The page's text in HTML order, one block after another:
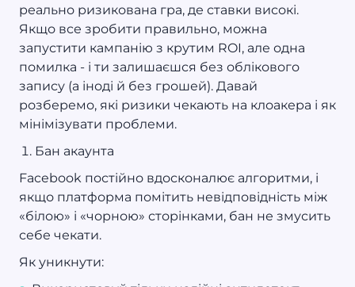
реально ризикована гра, де ставки високі.
Якщо все зробити правильно, можна
запустити кампанію з крутим ROI, але одна
помилка - і ти залишаєшся без облікового
запису (а іноді й без грошей). Давай
розберемо, які ризики чекають на клоакера і як
мінімізувати проблеми.
Бан акаунта
Facebook постійно вдосконалює алгоритми, і
якщо платформа помітить невідповідність між
«білою» і «чорною» сторінками, бан не змусить
себе чекати.
Як уникнути: